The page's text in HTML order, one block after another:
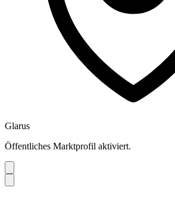
Glarus
Öffentliches Marktprofil aktiviert.